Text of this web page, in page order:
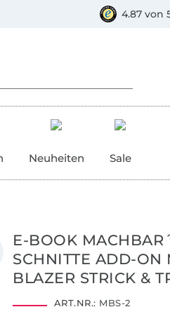
4.87 von
Neuheiten Sale
E-BOOK
SCHNITTE ADD-ON
BLAZER STRICK &
ART.NR.: MBS-2
Vorkasse